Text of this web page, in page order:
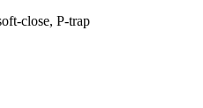
close, P-trap